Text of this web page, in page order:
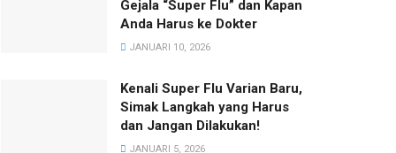
Gejala “Super Flu” dan Kapan
Anda Harus ke Dokter
JANUARI 10, 2026
Kenali Super Flu Varian Baru,
Simak Langkah yang Harus
dan Jangan Dilakukan!
JANUARI 5, 2026